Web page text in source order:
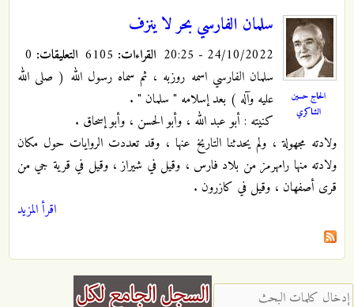
الحاج حسين
الشاكري
سلمان الفارسي بحر لا ينزف
24/10/2022 - 20:25 القراءات: التعليقات:
سلمان الفارسي اسمه روزبه ، ثم سماه رسول الله ( صلى الله
عليه وآله ) بعد إسلامه " سلمان " .
كنيته : أبو عبد الله ، وأبو الحسن ، وأبو إسحاق .
ولادته مجهولة ، ولم يحدثنا التاريخ عنها ، وقد تعددت الروايات حول مكان
ولادته منها رامهرمز من بلاد فارس ، وقيل في شيراز ، وقيل في قرية جي من
قرى أصفهان ، وقيل في كازرون .
اقرأ المزيد
‏إدخال كلمات البحث ‏